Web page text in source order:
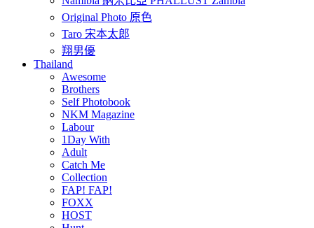
Original Photo 原色
Taro 宋本太郎
翔男優
Thailand
Awesome
Brothers
Self Photobook
NKM Magazine
Labour
1Day With
Adult
Catch Me
Collection
FAP! FAP!
FOXX
HOST